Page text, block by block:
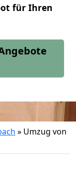
für Ihren
» Umzug von